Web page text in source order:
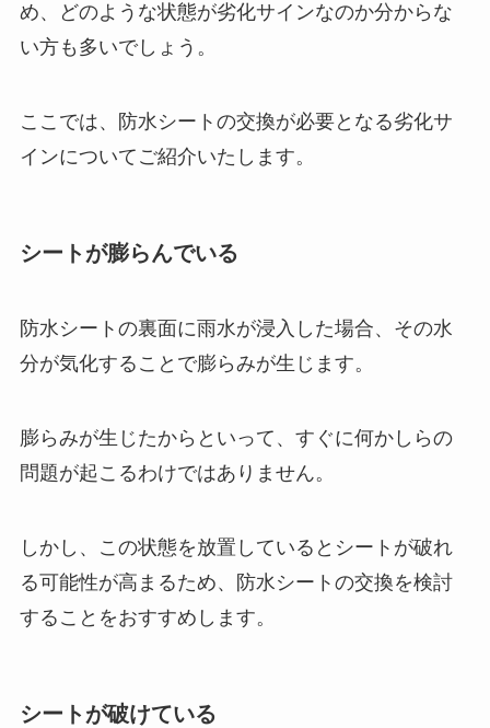
め、どのような状態が劣化サインなのか分からな
い方も多いでしょう。
ここでは、防水シートの交換が必要となる劣化サ
インについてご紹介いたします。
シートが膨らんでいる
防水シートの裏面に雨水が浸入した場合、その水
分が気化することで膨らみが生じます。
膨らみが生じたからといって、すぐに何かしらの
問題が起こるわけではありません。
しかし、この状態を放置しているとシートが破れ
る可能性が高まるため、防水シートの交換を検討
することをおすすめします。
シートが破けている